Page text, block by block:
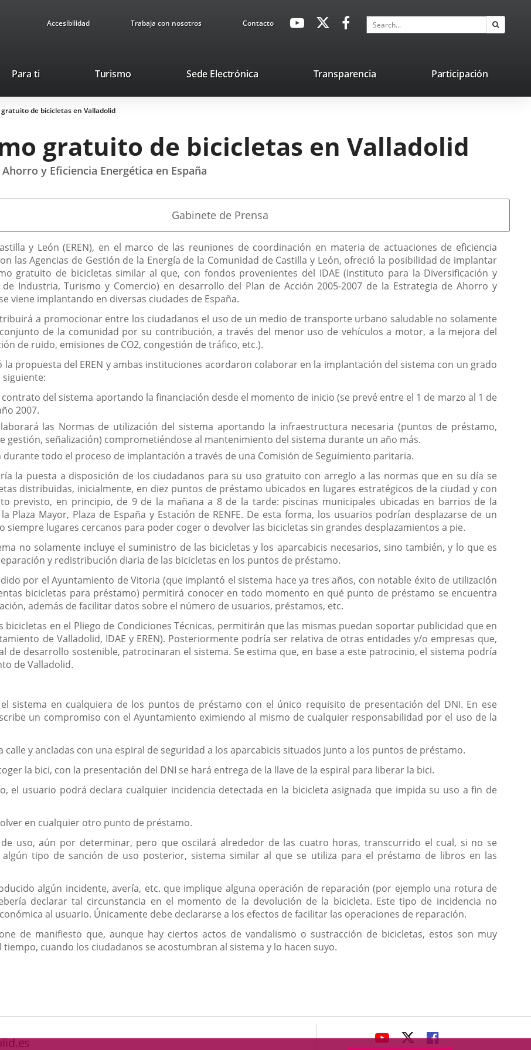
Accesibilidad Trabaja con nosotros ContactoavaHeaderSocial
Link
Link
application.
application.
Search
Para ti TurismoThis
will
pop-
up
window.
Sede ElectrónicaLink
external
Transparencia Participación
de bicicletas en Valladolid
gratuito de bicicletas en Valladolid
y Eficiencia Energética en España
Fuente
la
noticia
Gabinete de Prensa
y León (EREN), en el marco de las reuniones de coordinación en materia de actuaciones de eficiencia
las Agencias de Gestión de la Energía de la Comunidad de Castilla y León, ofreció la posibilidad de implantar
gratuito de bicicletas similar al que, con fondos provenientes del IDAE (Instituto para la Diversificación y
Industria, Turismo y Comercio) en desarrollo del Plan de Acción 2005-2007 de la Estrategia de Ahorro y
viene implantando en diversas ciudades de España.
a promocionar entre los ciudadanos el uso de un medio de transporte urbano saludable no solamente
de la comunidad por su contribución, a través del menor uso de vehículos a motor, a la mejora del
de ruido, emisiones de CO2, congestión de tráfico, etc.).
propuesta del EREN y ambas instituciones acordaron colaborar en la implantación del sistema con un grado
contrato del sistema aportando la financiación desde el momento de inicio (se prevé entre el 1 de marzo al 1 de
2007.
las Normas de utilización del sistema aportando la infraestructura necesaria (puntos de préstamo,
gestión, señalización) comprometiéndose al mantenimiento del sistema durante un año más.
todo el proceso de implantación a través de una Comisión de Seguimiento paritaria.
la puesta a disposición de los ciudadanos para su uso gratuito con arreglo a las normas que en su día se
distribuidas, inicialmente, en diez puntos de préstamo ubicados en lugares estratégicos de la ciudad y con
previsto, en principio, de 9 de la mañana a 8 de la tarde: piscinas municipales ubicadas en barrios de la
Plaza Mayor, Plaza de España y Estación de RENFE. De esta forma, los usuarios podrían desplazarse de un
lugares cercanos para poder coger o devolver las bicicletas sin grandes desplazamientos a pie.
no solamente incluye el suministro de las bicicletas y los aparcabicis necesarios, sino también, y lo que es
y redistribución diaria de las bicicletas en los puntos de préstamo.
por el Ayuntamiento de Vitoria (que implantó el sistema hace ya tres años, con notable éxito de utilización
bicicletas para préstamo) permitirá conocer en todo momento en qué punto de préstamo se encuentra
además de facilitar datos sobre el número de usuarios, préstamos, etc.
bicicletas en el Pliego de Condiciones Técnicas, permitirán que las mismas puedan soportar publicidad que en
de Valladolid, IDAE y EREN). Posteriormente podría ser relativa de otras entidades y/o empresas que,
de desarrollo sostenible, patrocinaran el sistema. Se estima que, en base a este patrocinio, el sistema podría
de Valladolid.
sistema en cualquiera de los puntos de préstamo con el único requisito de presentación del DNI. En ese
un compromiso con el Ayuntamiento eximiendo al mismo de cualquier responsabilidad por el uso de la
calle y ancladas con una espiral de seguridad a los aparcabicis situados junto a los puntos de préstamo.
la bici, con la presentación del DNI se hará entrega de la llave de la espiral para liberar la bici.
el usuario podrá declara cualquier incidencia detectada en la bicicleta asignada que impida su uso a fin de
en cualquier otro punto de préstamo.
uso, aún por determinar, pero que oscilará alrededor de las cuatro horas, transcurrido el cual, si no se
tipo de sanción de uso posterior, sistema similar al que se utiliza para el préstamo de libros en las
algún incidente, avería, etc. que implique alguna operación de reparación (por ejemplo una rotura de
declarar tal circunstancia en el momento de la devolución de la bicicleta. Este tipo de incidencia no
al usuario. Únicamente debe declararse a los efectos de facilitar las operaciones de reparación.
de manifiesto que, aunque hay ciertos actos de vandalismo o sustracción de bicicletas, estos son muy
cuando los ciudadanos se acostumbran al sistema y lo hacen suyo.
avaHeaderSocial
LINK LINKLINK